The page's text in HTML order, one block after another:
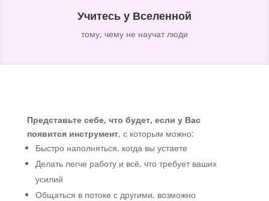
Учитесь у Вселенной
тому, чему не научат люди
Представьте себе, что будет, если у Вас
появится инструмент, с которым можно:
Быстро наполняться, когда вы устаете
Делать легче работу и всё, что требует ваших
усилий
Общаться в потоке с другими, возможно